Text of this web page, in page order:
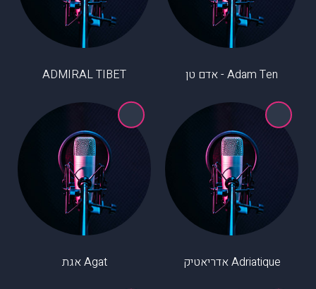
Adam Ten - אדם טן ADMIRAL TIBET
Adriatique אדריאטיק Agat אגת